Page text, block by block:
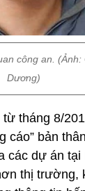
công an. (Ảnh:
Dương)
tháng 8/
cáo” bản
các dự án
thị trường,